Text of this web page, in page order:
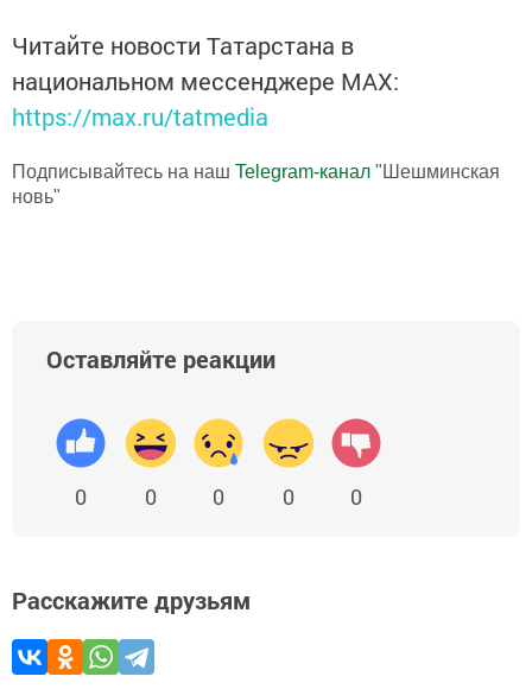
Читайте новости Татарстана в
национальном мессенджере MАХ:
https://max.ru/tatmedia
Подписывайтесь на наш Telegram-канал "Шешминская
новь"
Оставляйте реакции
0 0 0 0 0
Расскажите друзьям